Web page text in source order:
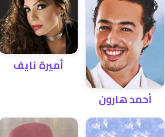
أحمد هارون
أميرة نايف